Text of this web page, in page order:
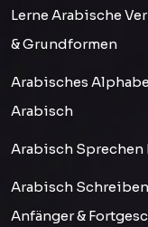
Lerne Arabische
& Grundformen
Arabisches
Arabisch
Arabisch Sprechen
Arabisch
Anfänger &